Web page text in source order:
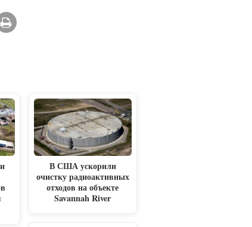
В США ускорили
очистку радиоактивных
отходов на объекте
Savannah River